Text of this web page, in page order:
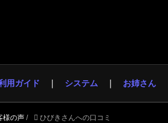
用ガイド システム お姉さん
様の声 / ひびきさんへの口コミ